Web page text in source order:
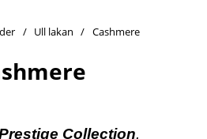
Ull lakan Cashmere
Collection.